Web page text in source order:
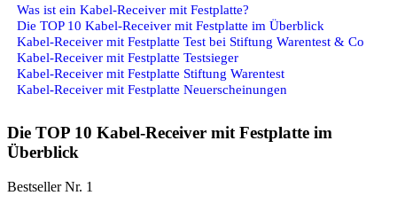
Was ist ein Kabel-Receiver mit Festplatte?
Die TOP 10 Kabel-Receiver mit Festplatte im Überblick
Kabel-Receiver mit Festplatte Test bei Stiftung Warentest & Co
Kabel-Receiver mit Festplatte Testsieger
Kabel-Receiver mit Festplatte Stiftung Warentest
Kabel-Receiver mit Festplatte Neuerscheinungen
Die TOP 10 Kabel-Receiver mit Festplatte im
Überblick
Bestseller Nr. 1